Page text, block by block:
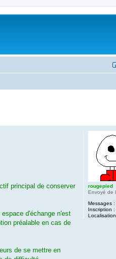
rougepied
Envoyé de
Messages :
Inscription :
principal de conserver
d'échange n'est
préalable en cas de
de se mettre en